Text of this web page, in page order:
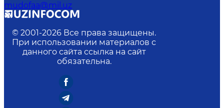
mudofaa@mil.uz
© 2001-2026 Все права защищены.
При использовании материалов с
данного сайта ссылка на сайт
обязательна.